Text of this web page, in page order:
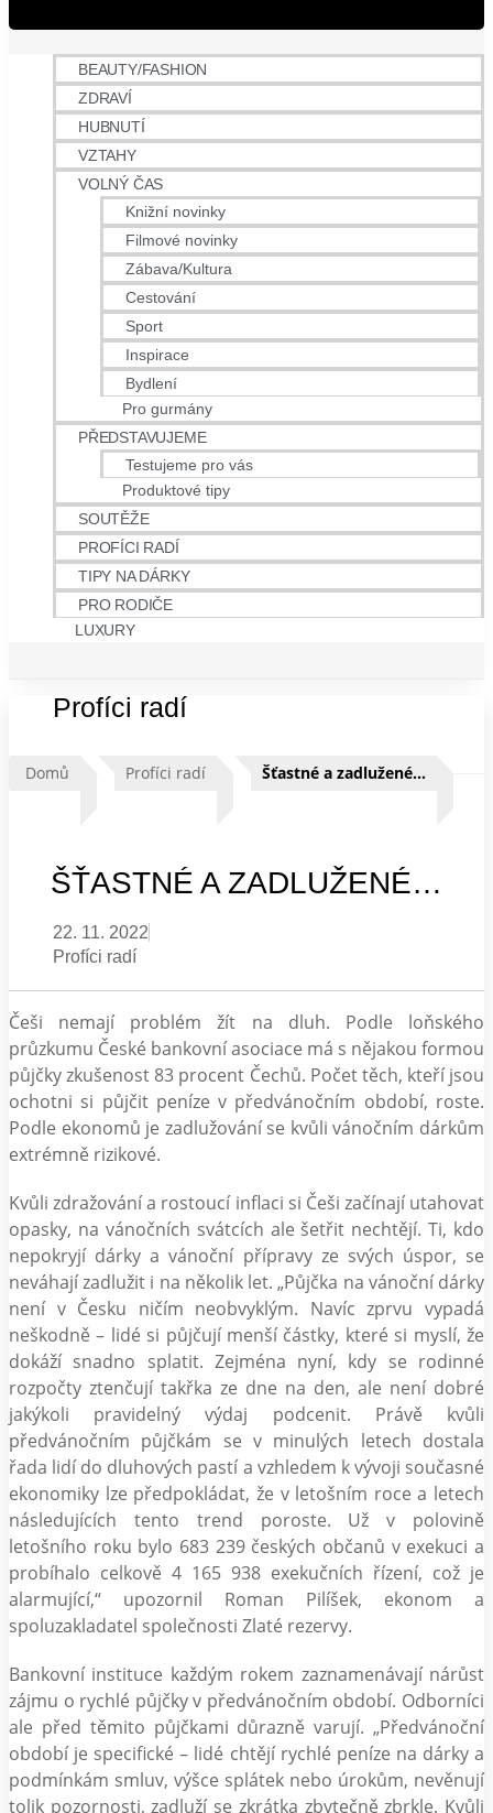
BEAUTY/FASHION
ZDRAVÍ
HUBNUTÍ
VZTAHY
VOLNÝ ČAS
Knižní novinky
Filmové novinky
Zábava/Kultura
Cestování
Sport
Inspirace
Bydlení
Pro gurmány
PŘEDSTAVUJEME
Testujeme pro vás
Produktové tipy
SOUTĚŽE
PROFÍCI RADÍ
TIPY NA DÁRKY
PRO RODIČE
LUXURY
Profíci radí
Domů Profíci radí Šťastné a zadlužené…
ŠŤASTNÉ A ZADLUŽENÉ…
22. 11. 2022
Profíci radí
Češi nemají problém žít na dluh. Podle loňského
průzkumu České bankovní asociace má s nějakou formou
půjčky zkušenost 83 procent Čechů. Počet těch, kteří jsou
ochotni si půjčit peníze v předvánočním období, roste.
Podle ekonomů je zadlužování se kvůli vánočním dárkům
extrémně rizikové.
Kvůli zdražování a rostoucí inflaci si Češi začínají utahovat
opasky, na vánočních svátcích ale šetřit nechtějí. Ti, kdo
nepokryjí dárky a vánoční přípravy ze svých úspor, se
neváhají zadlužit i na několik let. „Půjčka na vánoční dárky
není v Česku ničím neobvyklým. Navíc zprvu vypadá
neškodně – lidé si půjčují menší částky, které si myslí, že
dokáží snadno splatit. Zejména nyní, kdy se rodinné
rozpočty ztenčují takřka ze dne na den, ale není dobré
jakýkoli pravidelný výdaj podcenit. Právě kvůli
předvánočním půjčkám se v minulých letech dostala
řada lidí do dluhových pastí a vzhledem k vývoji současné
ekonomiky lze předpokládat, že v letošním roce a letech
následujících tento trend poroste. Už v polovině
letošního roku bylo 683 239 českých občanů v exekuci a
probíhalo celkově 4 165 938 exekučních řízení, což je
alarmující,“ upozornil Roman Pilíšek, ekonom a
spoluzakladatel společnosti Zlaté rezervy.
Bankovní instituce každým rokem zaznamenávají nárůst
zájmu o rychlé půjčky v předvánočním období. Odborníci
ale před těmito půjčkami důrazně varují. „Předvánoční
období je specifické – lidé chtějí rychlé peníze na dárky a
podmínkám smluv, výšce splátek nebo úrokům, nevěnují
tolik pozornosti, zadluží se zkrátka zbytečně zbrkle. Kvůli